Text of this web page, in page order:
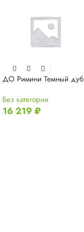
ДО Римини Темный дуб
Без категории
16 219 ₽